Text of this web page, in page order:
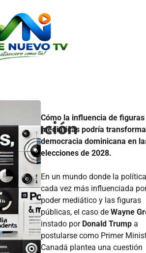
Cómo la influencia de figuras
mediáticas podría
democracia dominicana en
elecciones de 2028.
En un mundo donde la
cada vez más influenciada
poder mediático y las figuras
públicas, el caso de Wayne
instado por Donald Trumpa
postularse como Primer
Canadá plantea una cuestión